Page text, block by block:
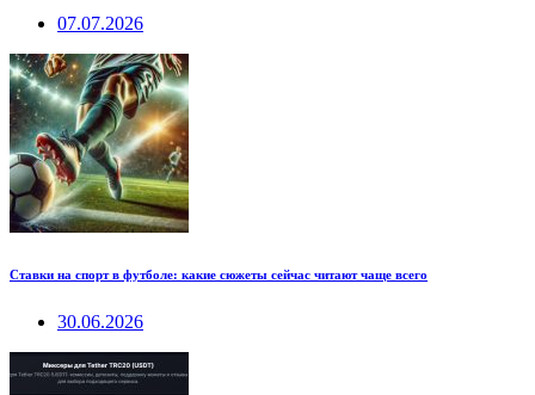
07.07.2026
Ставки на спорт в футболе: какие сюжеты сейчас читают чаще всего
30.06.2026